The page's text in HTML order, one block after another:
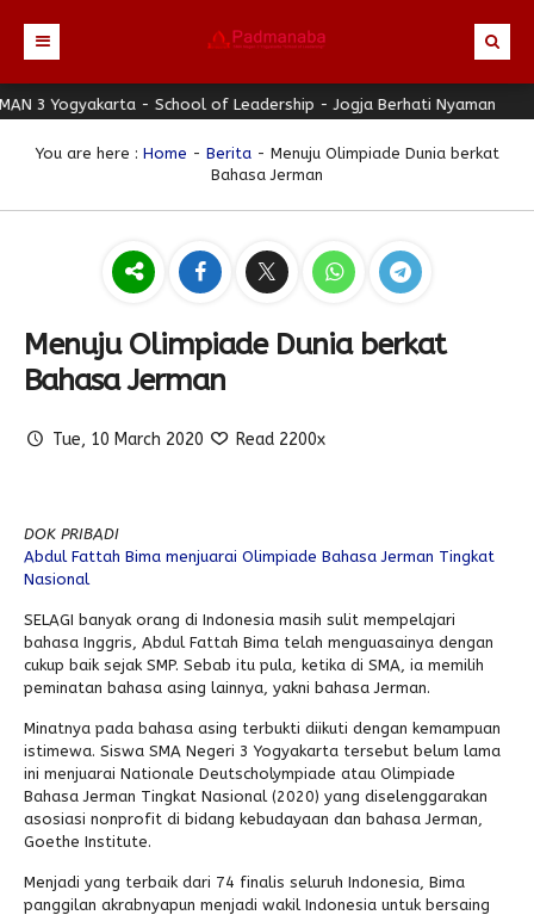
Beranda
Profil
Struktur Organisasi
Seragam
Pengumuman
Guru & Karyawan
Padmanaba Smart Service
Karya Siswa
Padstory
Antologi Puisi 1
Antologi Puisi 2
Antologi Puisi 3
Antologi Cerpen B.Inggris
Eskul
Kegiatan Kemitraan
Download
Bulletin
Majalah Progresif
Event Padmanaba
Penbes 2026
PPDB
Alumni
Yogyakarta - School of Leadership - Jogja Berhati Nyaman
You are here : Home - Berita- Menuju Olimpiade Dunia berkat
Bahasa Jerman
Menuju Olimpiade Dunia berkat
Bahasa Jerman
Tue, 10 March 2020 Read 2200x
DOK PRIBADI
Abdul Fattah Bima menjuarai Olimpiade Bahasa Jerman Tingkat
Nasional
SELAGI banyak orang di Indonesia masih sulit mempelajari
bahasa Inggris, Abdul Fattah Bima telah menguasainya dengan
cukup baik sejak SMP. Sebab itu pula, ketika di SMA, ia memilih
peminatan bahasa asing lainnya, yakni bahasa Jerman.
Minatnya pada bahasa asing terbukti diikuti dengan kemampuan
istimewa. Siswa SMA Negeri 3 Yogyakarta tersebut belum lama
ini menjuarai Nationale Deutscholympiade atau Olimpiade
Bahasa Jerman Tingkat Nasional (2020) yang diselenggarakan
asosiasi nonprofit di bidang kebudayaan dan bahasa Jerman,
Goethe Institute.
Menjadi yang terbaik dari 74 finalis seluruh Indonesia, Bima
panggilan akrabnyapun menjadi wakil Indonesia untuk bersaing